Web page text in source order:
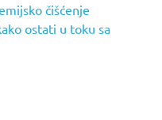
čišćenje
ostati u toku sa